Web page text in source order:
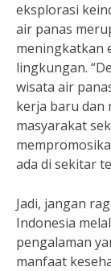
eksplorasi
air panas
meningkatkan
lingkungan.
wisata air
kerja baru dan
masyarakat
ada di sekitar
Jadi, jangan
Indonesia
pengalaman
manfaat